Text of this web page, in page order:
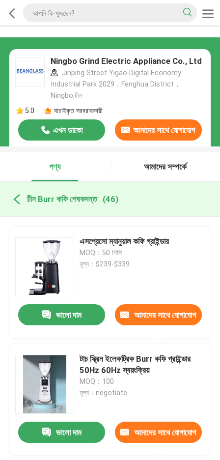
Ningbo Grind Electric Appliance Co., Ltd
Jinping Street Yigao Digital Economy
Industrial Park 2029，Fenghua District，
Ningbo,চীন
5.0
যাচাইকৃত সরবরাহকারী
এখন ডাকো আমাদের সাথে যোগাযোগ
পণ্য
আমাদের সম্পর্কে
চীন Burr কফি পেষকদন্ত (46)
এসপ্রেসো ম্যানুয়াল কফি গ্রাইন্ডার
MOQ：50 পিসি
মূল্য：$239-$339
ভালো দাম আমাদের সাথে যোগাযোগ
টাচ স্ক্রিন ইলেকট্রিক Burr কফি গ্রাইন্ডার
50Hz 60Hz স্বয়ংক্রিয়
MOQ：100
মূল্য：negotiate
ভালো দাম আমাদের সাথে যোগাযোগ